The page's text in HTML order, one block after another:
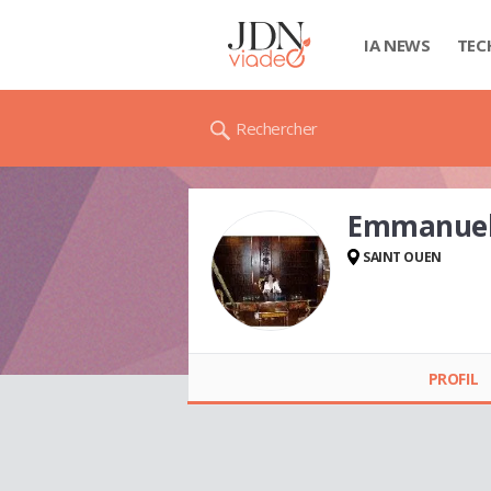
IA NEWS
Rechercher
SAINT OUEN
PROFIL